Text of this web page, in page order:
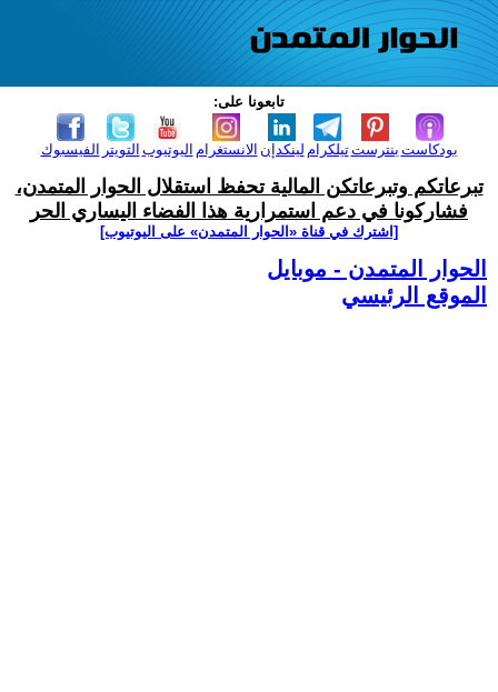
تابعونا على:
الفيسبوك التويتر اليوتيوب الانستغرام لينكدإن تيلكرامبنترست بودكاست
تبرعاتكم وتبرعاتكن المالية تحفظ استقلال الحوار المتمدن،
فشاركونا في دعم استمرارية هذا الفضاء اليساري الحر
[اشترك في قناة ‫«الحوار المتمدن» على اليوتيوب]
الحوار المتمدن - موبايل
الموقع الرئيسي